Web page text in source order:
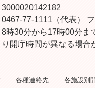
77-1111（代表）
時30分から17時00分ま
り開庁時間が異なる場
各種連絡先 各施設別